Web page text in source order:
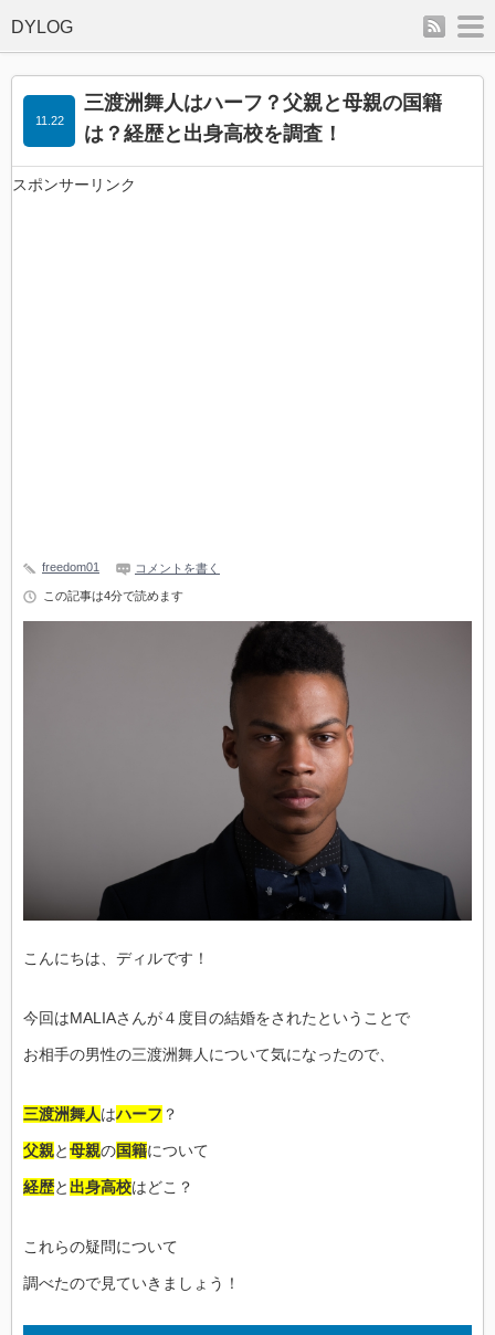
rss
三渡洲舞人はハーフ？父親と母親の国籍
は？経歴と出身高校を調査！
11.22
スポンサーリンク
freedom01 コメントを書く
この記事は4分で読めます
こんにちは、ディルです！
今回はMALIAさんが４度目の結婚をされたということで
お相手の男性の三渡洲舞人について気になったので、
三渡洲舞人はハーフ ？
父親と母親の国籍について
経歴と 出身高校はどこ？
これらの疑問について
調べたので見ていきましょう！